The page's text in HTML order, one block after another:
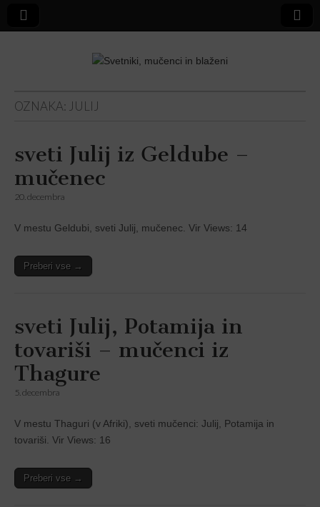
Svetniki,
mučenci in
blaženi
OZNAKA: JULIJ
sveti Julij iz Geldube –
mučenec
20. decembra
V mestu Geldubi, sveti Julij, mučenec. Vir Views: 14
Preberi vse →
sveti Julij, Potamija in
tovariši – mučenci iz
Thagure
5. decembra
V mestu Thaguri (v Afriki), sveti mučenci: Julij, Potamija in
tovariši. Vir Views: 16
Preberi vse →